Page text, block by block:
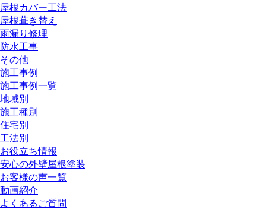
屋根カバー工法
屋根葺き替え
雨漏り修理
防水工事
その他
施工事例
施工事例一覧
地域別
施工種別
住宅別
工法別
お役立ち情報
安心の外壁屋根塗装
お客様の声一覧
動画紹介
よくあるご質問